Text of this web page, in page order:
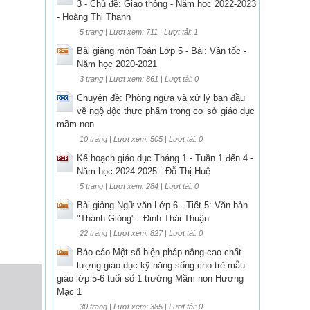
3 - Chủ đề: Giao thông - Năm học 2022-2023
- Hoàng Thị Thanh
5 trang | Lượt xem: 711 | Lượt tải: 1
Bài giảng môn Toán Lớp 5 - Bài: Vận tốc -
Năm học 2020-2021
3 trang | Lượt xem: 861 | Lượt tải: 0
Chuyên đề: Phòng ngừa và xử lý ban đầu
về ngộ độc thực phẩm trong cơ sở giáo dục
mầm non
10 trang | Lượt xem: 505 | Lượt tải: 0
Kế hoạch giáo dục Tháng 1 - Tuần 1 đến 4 -
Năm học 2024-2025 - Đỗ Thị Huệ
5 trang | Lượt xem: 284 | Lượt tải: 0
Bài giảng Ngữ văn Lớp 6 - Tiết 5: Văn bản
"Thánh Gióng" - Đinh Thái Thuận
22 trang | Lượt xem: 827 | Lượt tải: 0
Báo cáo Một số biện pháp nâng cao chất
lượng giáo dục kỹ năng sống cho trẻ mẫu
giáo lớp 5-6 tuổi số 1 trường Mầm non Hương
Mạc 1
30 trang | Lượt xem: 385 | Lượt tải: 0